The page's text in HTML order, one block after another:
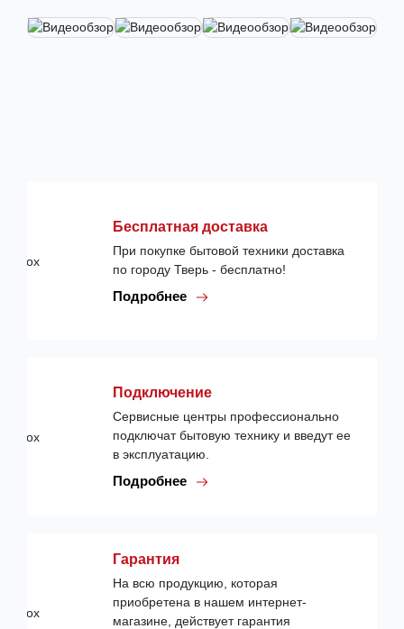
Бесплатная доставка
При покупке бытовой техники доставка
по городу Тверь - бесплатно!
Подробнее
Подключение
Сервисные центры профессионально
подключат бытовую технику и введут ее
в эксплуатацию.
Подробнее
Гарантия
На всю продукцию, которая
приобретена в нашем интернет-
магазине, действует гарантия